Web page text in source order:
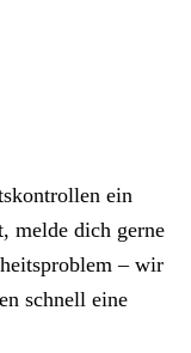
ein
melde dich gerne
– wir
schnell eine